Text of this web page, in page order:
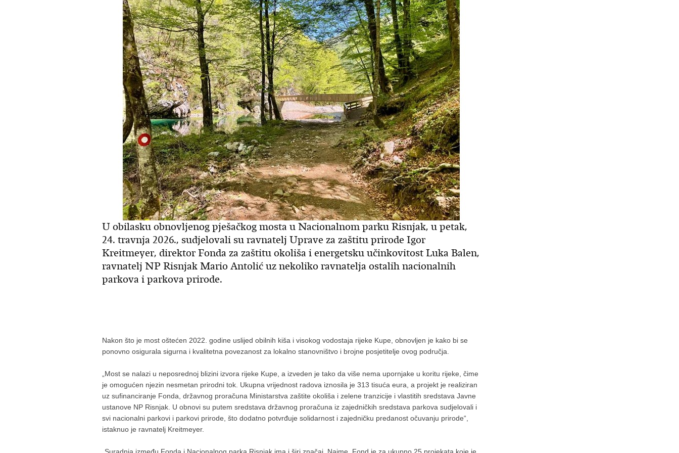
U obilasku obnovljenog pješačkog mosta u Nacionalnom parku Risnjak, u petak,
24. travnja 2026., sudjelovali su ravnatelj Uprave za zaštitu prirode Igor
Kreitmeyer, direktor Fonda za zaštitu okoliša i energetsku učinkovitost Luka Balen,
ravnatelj NP Risnjak Mario Antolić uz nekoliko ravnatelja ostalih nacionalnih
parkova i parkova prirode.
Nakon što je most oštećen 2022. godine uslijed obilnih kiša i visokog vodostaja rijeke Kupe, obnovljen je kako bi se
ponovno osigurala sigurna i kvalitetna povezanost za lokalno stanovništvo i brojne posjetitelje ovog područja.
„Most se nalazi u neposrednoj blizini izvora rijeke Kupe, a izveden je tako da više nema upornjake u koritu rijeke, čime
je omogućen njezin nesmetan prirodni tok. Ukupna vrijednost radova iznosila je 313 tisuća eura, a projekt je realiziran
uz sufinanciranje Fonda, državnog proračuna Ministarstva zaštite okoliša i zelene tranzicije i vlastitih sredstava Javne
ustanove NP Risnjak. U obnovi su putem sredstava državnog proračuna iz zajedničkih sredstava parkova sudjelovali i
svi nacionalni parkovi i parkovi prirode, što dodatno potvrđuje solidarnost i zajedničku predanost očuvanju prirode“,
istaknuo je ravnatelj Kreitmeyer.